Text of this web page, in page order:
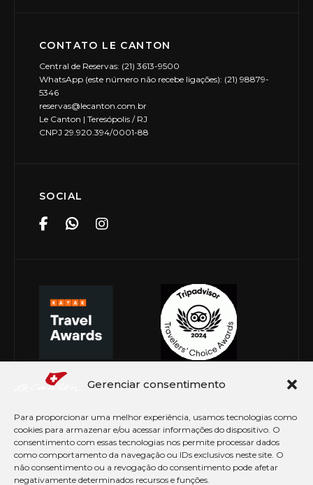
Gerenciar consentimento
Para proporcionar uma melhor experiência, usamos tecnologias como
cookies para armazenar e/ou acessar informações do dispositivo. O
consentimento com essas tecnologias nos permite processar dados
como comportamento da navegação ou IDs exclusivos neste site. O
não consentimento ou a revogação do consentimento pode afetar
negativamente determinados recursos e funções.
CONTATO LE CANTON
Central de Reservas: (21) 3613-9500
WhatsApp (este número não recebe ligações): (21) 98879-
5346
reservas@lecanton.com.br
Le Canton | Teresópolis / RJ
CNPJ 29.920.394/0001-88
SOCIAL
© Copyright 2026 Le Canton. Todos os direitos